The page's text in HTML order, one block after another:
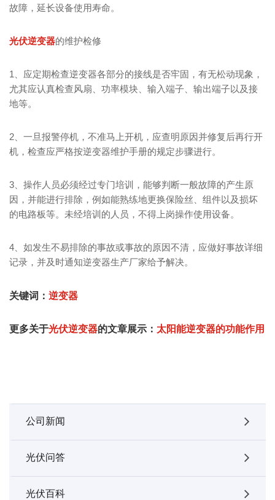
故障，延长设备使用寿命。
光伏逆变器的维护检修
1、应定期检查逆变器各部分的接线是否牢固，有无松动现象，
尤其应认真检查风扇、功率模块、输入端子、输出端子以及接
地等。
2、一旦报警停机，不准马上开机，应查明原因并修复后再行开
机，检查应严格按逆变器维护手册的规定步骤进行。
3、操作人员必须经过专门培训，能够判断一般故障的产生原
因，并能进行排除，例如能熟练地更换保险丝、组件以及损坏
的电路板等。未经培训的人员，不得上岗操作使用设备。
4、如发生不易排除的事故或事故的原因不清，应做好事故详细
记录，并及时通知逆变器生产厂家给予解决。
关键词： 逆变器
更多关于光伏逆变器的文章展示： 太阳能逆变器的功能作用
公司新闻
光伏问答
光伏百科